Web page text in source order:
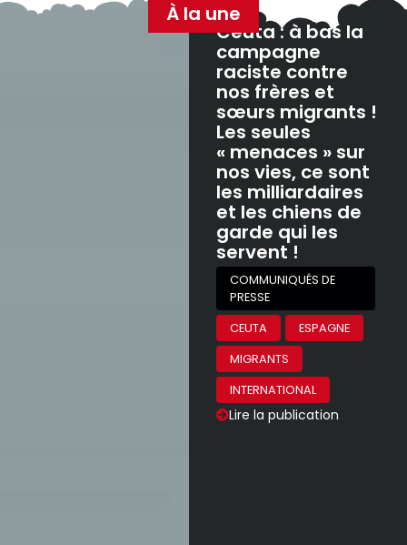
À la une
Ceuta : à bas la
campagne
raciste contre
nos frères et
sœurs migrants !
Les seules
« menaces » sur
nos vies, ce sont
les milliardaires
et les chiens de
garde qui les
servent !
COMMUNIQUÉS DE
PRESSE
CEUTA
ESPAGNE
MIGRANTS
INTERNATIONAL
Lire la publication